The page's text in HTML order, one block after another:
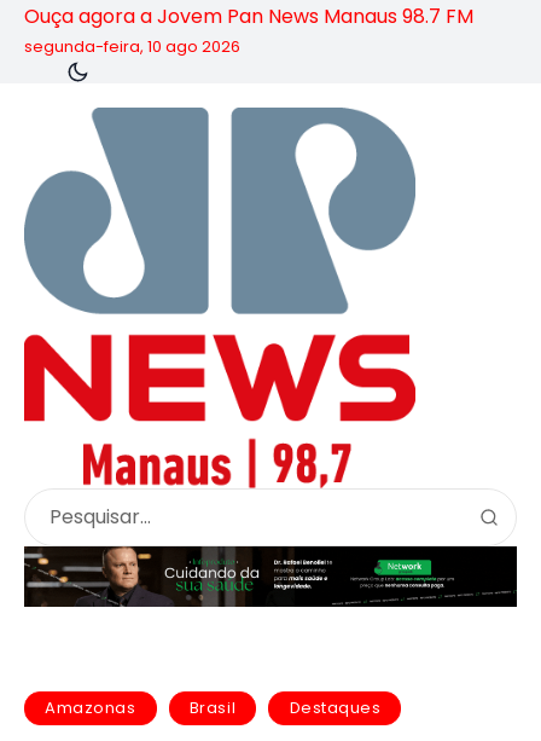
Ouça agora a Jovem Pan News Manaus 98.7 FM
segunda-feira, 10 ago 2026
Amazonas Brasil Destaques